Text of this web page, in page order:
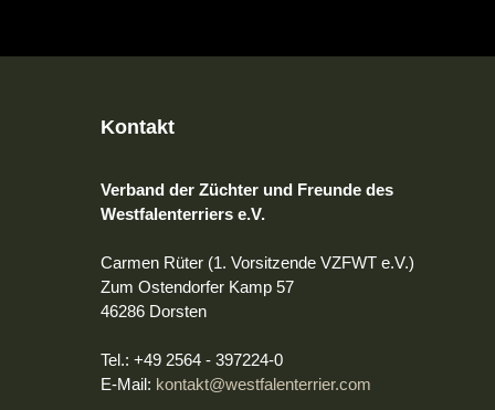
Kontakt
Verband der Züchter und Freunde des
Westfalenterriers e.V.
Carmen Rüter (1. Vorsitzende VZFWT e.V.)
Zum Ostendorfer Kamp 57
46286 Dorsten
Tel.: +49 2564 - 397224-0
E-Mail: kontakt@westfalenterrier.com